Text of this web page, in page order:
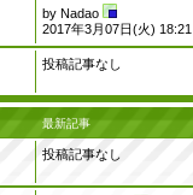
byNadao
2017年3月07日(火) 18:21
投稿記事なし
最新記事
投稿記事なし